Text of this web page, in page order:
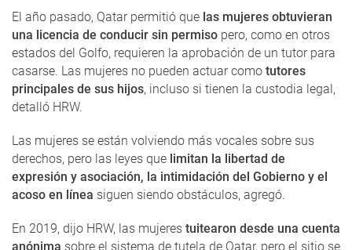
El año pasado, Qatar permitió que las mujeres obtuvieran
una licencia de conducir sin permiso pero, como en otros
estados del Golfo, requieren la aprobación de un tutor para
casarse. Las mujeres no pueden actuar como tutores
principales de sus hijos, incluso si tienen la custodia legal,
detalló HRW.
Las mujeres se están volviendo más vocales sobre sus
derechos, pero las leyes que limitan la libertad de
expresión y asociación, la intimidación del Gobierno y el
acoso en línea siguen siendo obstáculos, agregó.
En 2019, dijo HRW, las mujeres tuitearon desde una cuenta
anónima sobre el sistema de tutela de Qatar, pero el sitio se